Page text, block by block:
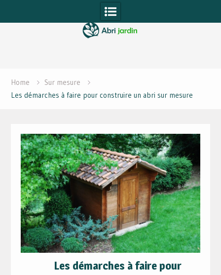
to
Home
Sur mesure
Les démarches à faire pour construire un abri sur mesure
Les démarches à faire pour